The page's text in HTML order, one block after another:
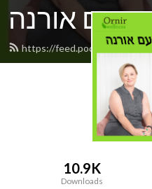
עם אורנה
https://feed.podbean.com/
10.9K
Downloads